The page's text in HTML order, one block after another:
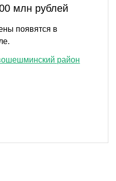
млн рублей
появятся в
район